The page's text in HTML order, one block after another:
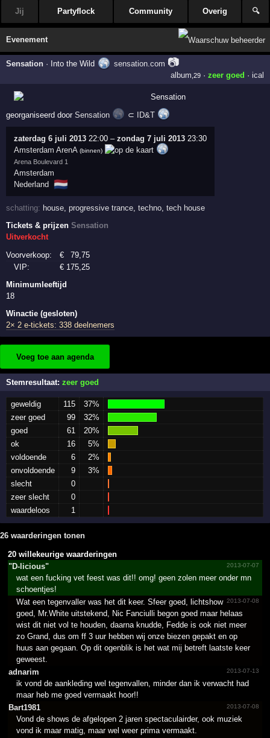
Jij Partyflock Community Overig 🔍
Evenement
Sensation · Into the Wild sensation.com 📷
album ,29· zeer goed · ical
georganiseerd doorSensation ⊂ ID&T
zaterdag 6 juli 2013 22:00 –zondag 7 juli 2013 23:30
Amsterdam ArenA (binnen)
Arena Boulevard 1
Amsterdam
Nederland
🇳🇱
schatting: house,progressive trance,techno,tech house
Tickets & prijzenSensation
Uitverkocht
Voorverkoop:
€ 79 ,75
VIP:
€ 175 ,25
Minimumleeftijd
18
Winactie (gesloten)
2× 2 e-tickets: 338 deelnemers
Voeg toe aan agenda
Stemresultaat:zeer goed
geweldig 115
37%
zeer goed
99
32%
goed
61
20%
ok
16
5%
voldoende
6
2%
onvoldoende
9
3%
slecht
0
zeer slecht
0
waardeloos
1
26 waarderingen tonen
20 willekeurige waarderingen
"D-licious"
2013-07-07
wat een fucking vet feest was dit!! omg! geen zolen meer onder mn
schoentjes!
2013-07-08
Wat een tegenvaller was het dit keer. Sfeer goed, lichtshow
goed, Mr.White uitstekend, Nic Fanciulli begon goed maar helaas
wist dit niet vol te houden, daarna knudde, Fedde is ook niet meer
zo Grand, dus om ff 3 uur hebben wij onze biezen gepakt en op
huus aan gegaan. Op dit ogenblik is het wat mij betreft laatste keer
geweest.
adnarim
2013-07-13
ik vond de aankleding wel tegenvallen, minder dan ik verwacht had
maar heb me goed vermaakt hoor!!
Bart1981
2013-07-08
Vond de shows de afgelopen 2 jaren spectaculairder, ook muziek
vond ik maar matig, maar wel weer prima vermaakt.